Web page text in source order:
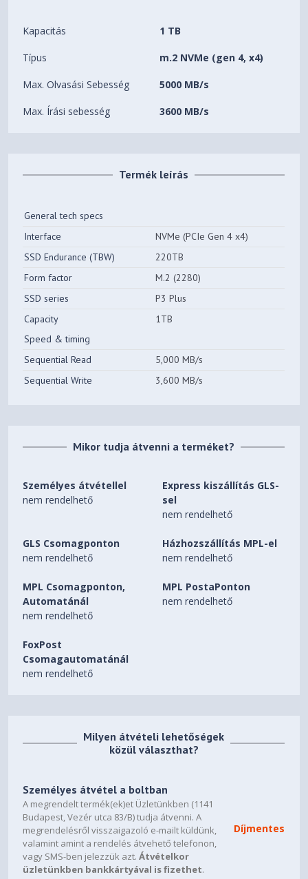
Kapacitás 1 TB
Típus m.2 NVMe (gen 4, x4)
Max. Olvasási Sebesség 5000 MB/s
Max. Írási sebesség 3600 MB/s
Termék leírás
General tech specs
Interface
NVMe (PCIe Gen 4 x4)
SSD Endurance (TBW)
220TB
Form factor
M.2 (2280)
SSD series
P3 Plus
Capacity
1TB
Speed & timing
Sequential Read
5,000 MB/s
Sequential Write
3,600 MB/s
Mikor tudja átvenni a terméket?
Személyes átvétellel
nem rendelhető
Express kiszállítás GLS-
sel
nem rendelhető
GLS Csomagponton
nem rendelhető
Házhozszállítás MPL-el
nem rendelhető
MPL Csomagponton,
Automatánál
nem rendelhető
MPL PostaPonton
nem rendelhető
FoxPost
Csomagautomatánál
nem rendelhető
Milyen átvételi lehetőségek
közül választhat?
Személyes átvétel a boltban
A megrendelt termék(ek)et Üzletünkben (1141
Budapest, Vezér utca 83/B) tudja átvenni. A
megrendelésről visszaigazoló e-mailt küldünk,
valamint amint a rendelés átvehető telefonon,
vagy SMS-ben jelezzük azt.Átvételkor
üzletünkben bankkártyával is fizethet.
Díjmentes